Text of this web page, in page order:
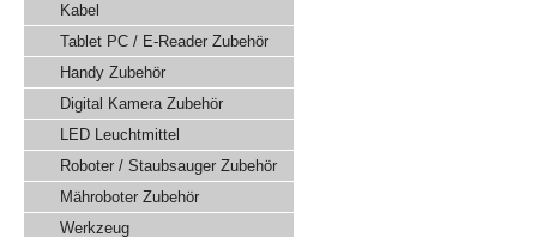
Kabel
Tablet PC / E-Reader Zubehör
Handy Zubehör
Digital Kamera Zubehör
LED Leuchtmittel
Roboter / Staubsauger Zubehör
Mähroboter Zubehör
Werkzeug